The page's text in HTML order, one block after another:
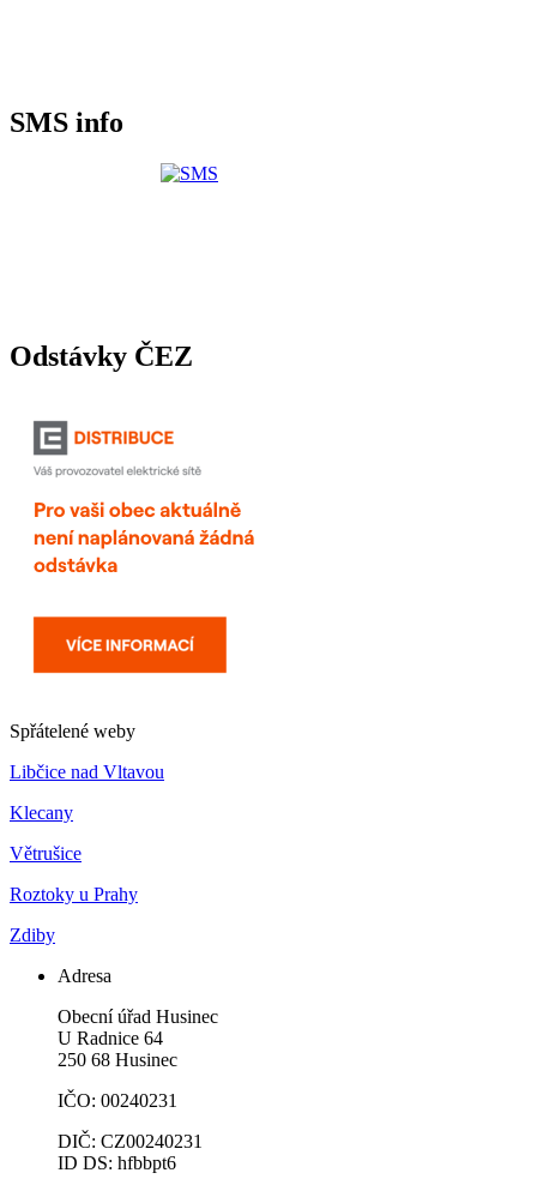
SMS info
Odstávky ČEZ
Spřátelené weby
Libčice nad Vltavou
Klecany
Větrušice
Roztoky u Prahy
Zdiby
Adresa
Obecní úřad Husinec
U Radnice 64
250 68 Husinec
IČO: 00240231
DIČ: CZ00240231
ID DS: hfbbpt6